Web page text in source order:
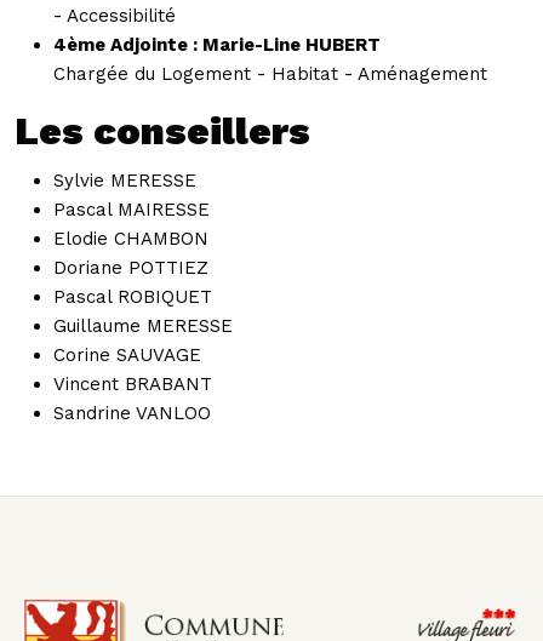
- Accessibilité
4ème Adjointe : Marie-Line HUBERT
Chargée du Logement - Habitat - Aménagement
Les conseillers
Sylvie MERESSE
Pascal MAIRESSE
Elodie CHAMBON
Doriane POTTIEZ
Pascal ROBIQUET
Guillaume MERESSE
Corine SAUVAGE
Vincent BRABANT
Sandrine VANLOO